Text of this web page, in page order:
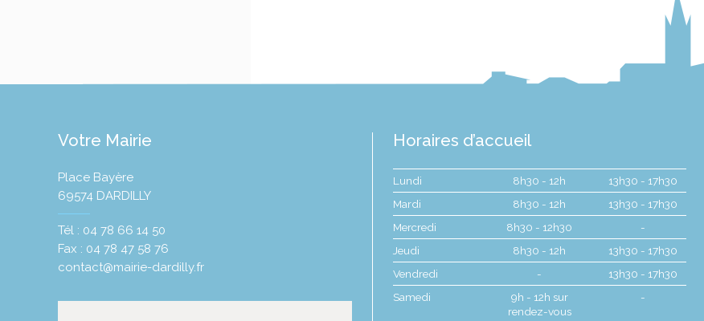
Votre Mairie
Place Bayère
69574 DARDILLY
Tél : 04 78 66 14 50
Fax : 04 78 47 58 76
contact@mairie-dardilly.fr
Horaires d’accueil
Lundi 8h30 - 12h
13h30 - 17h30
Mardi
8h30 - 12h
13h30 - 17h30
Mercredi
8h30 - 12h30
-
Jeudi
8h30 - 12h
13h30 - 17h30
Vendredi
-
13h30 - 17h30
Samedi
9h - 12h sur
rendez-vous
-